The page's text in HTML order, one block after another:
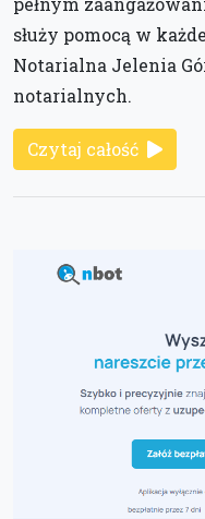
służy pomocą w
Notarialna Jelenia
notarialnych.
Czytaj całość